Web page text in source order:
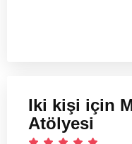
Iki kişi için
Atölyesi